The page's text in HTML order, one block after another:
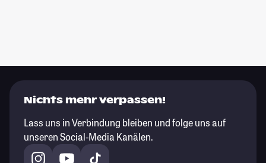
Nichts mehr verpassen!
Lass uns in Verbindung bleiben und folge uns auf
unseren Social-Media Kanälen.